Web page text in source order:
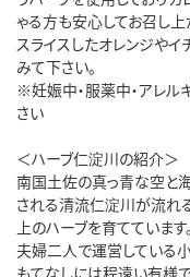
ゃる方も安心してお召し上
スライスしたオレンジやイ
みて下さい。
※妊娠中・服薬中・アレ
さい
＜ハーブ仁淀川の紹介＞
南国土佐の真っ青な空と
される清流仁淀川が流れ
上のハーブを育てています。
夫婦二人で運営している
もてなしには程遠い有様